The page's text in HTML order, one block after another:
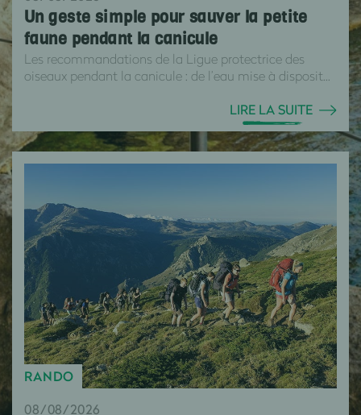
Un geste simple pour sauver la petite
faune pendant la canicule
Les recommandations de la Ligue protectrice des
oiseaux pendant la canicule : de l’eau mise à disposit...
LIRE LA SUITE
RANDO
08/08/2026